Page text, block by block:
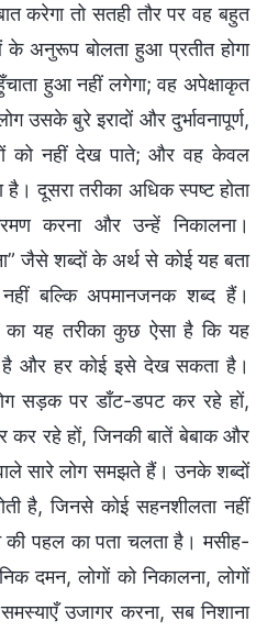
करेगा तो सतही तौर पर वह बहुत
के अनुरूप बोलता हुआ प्रतीत होगा
हुआ नहीं लगेगा; वह अपेक्षाकृत
उसके बुरे इरादों और दुर्भावनापूर्ण,
को नहीं देख पाते; और वह केवल
है। दूसरा तरीका अधिक स्पष्ट होता
करना और उन्हें निकालना।
जैसे शब्दों के अर्थ से कोई यह बता
बल्कि अपमानजनक शब्द हैं।
यह तरीका कुछ ऐसा है कि यह
है और हर कोई इसे देख सकता है।
सड़क पर डाँट-डपट कर रहे हों,
कर रहे हों, जिनकी बातें बेबाक और
सारे लोग समझते हैं। उनके शब्दों
है, जिनसे कोई सहनशीलता नहीं
पहल का पता चलता है। मसीह-
दमन, लोगों को निकालना, लोगों
उजागर करना, सब निशाना